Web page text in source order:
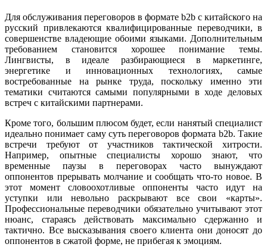
Для обслуживания переговоров в формате b2b с китайского на
русский привлекаются квалифицированные переводчики, в
совершенстве владеющие обоими языками. Дополнительным
требованием становится хорошее понимание темы.
Лингвисты, в идеале разбирающиеся в маркетинге,
энергетике и инновационных технологиях, самые
востребованные на рынке труда, поскольку именно эти
тематики считаются самыми популярными в ходе деловых
встреч с китайскими партнерами.
Кроме того, большим плюсом будет, если нанятый специалист
идеально понимает саму суть переговоров формата b2b. Такие
встречи требуют от участников тактической хитрости.
Например, опытные специалисты хорошо знают, что
временные паузы в переговорах часто вынуждают
оппонентов прерывать молчание и сообщать что-то новое. В
этот момент словоохотливые оппоненты часто идут на
уступки или невольно раскрывают все свои «карты».
Профессиональные переводчики обязательно учитывают этот
нюанс, стараясь действовать максимально сдержанно и
тактично. Все высказывания своего клиента они доносят до
оппонентов в сжатой форме, не прибегая к эмоциям.